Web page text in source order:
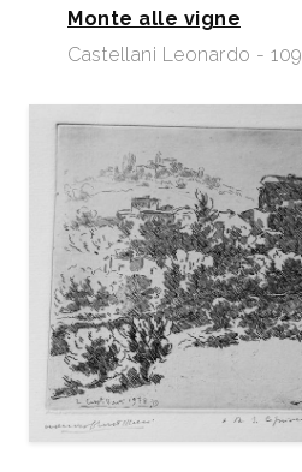
Monte alle vigne
Castellani Leonardo - 109